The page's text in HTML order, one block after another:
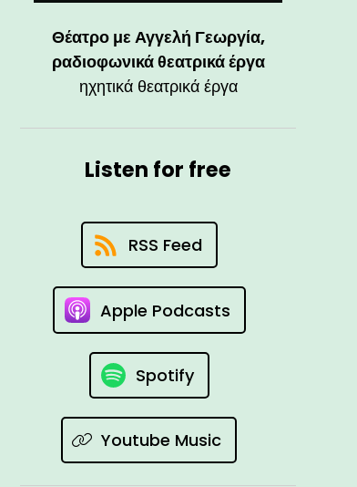
Θέατρο με Αγγελή Γεωργία,
ραδιοφωνικά θεατρικά έργα
ηχητικά θεατρικά έργα
Listen for free
RSS Feed
Apple Podcasts
Spotify
Youtube Music